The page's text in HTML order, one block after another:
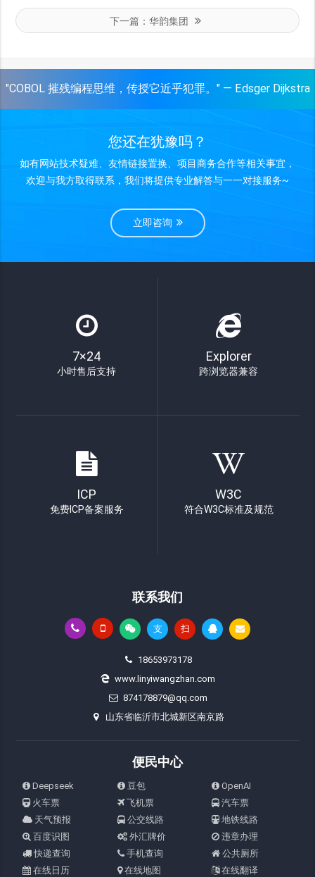
下一篇：华韵集团
"COBOL 摧残编程思维，传授它近乎犯罪。" — Edsger Dijkstra
您还在犹豫吗？
如有网站技术疑难、友情链接置换、项目商务合作等相关事宜，
欢迎与我方取得联系，我们将提供专业解答与一一对接服务~
立即咨询
7×24
小时售后支持
Explorer
跨浏览器兼容
ICP
免费ICP备案服务
W3C
符合W3C标准及规范
联系我们
支 扫
18653973178
www.linyiwangzhan.com
874178879@qq.com
山东省临沂市北城新区南京路
便民中心
Deepseek 豆包
OpenAI
火车票
飞机票
汽车票
天气预报
公交线路
地铁线路
百度识图
外汇牌价
违章办理
快递查询
手机查询
公共厕所
在线日历
在线地图
在线翻译